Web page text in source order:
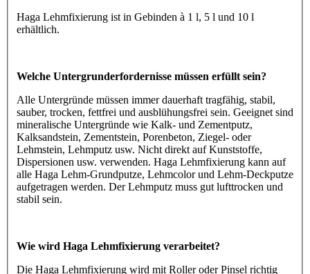
Haga Lehmfixierung ist in Gebinden à 1 l, 5 l und 10 l
erhältlich.
Welche Untergrunderfordernisse müssen erfüllt sein?
Alle Untergründe müssen immer dauerhaft tragfähig, stabil,
sauber, trocken, fettfrei und ausblühungsfrei sein. Geeignet sind
mineralische Untergründe wie Kalk- und Zementputz,
Kalksandstein, Zementstein, Porenbeton, Ziegel- oder
Lehmstein, Lehmputz usw. Nicht direkt auf Kunststoffe,
Dispersionen usw. verwenden. Haga Lehmfixierung kann auf
alle Haga Lehm-Grundputze, Lehmcolor und Lehm-Deckputze
aufgetragen werden. Der Lehmputz muss gut lufttrocken und
stabil sein.
Wie wird Haga Lehmfixierung verarbeitet?
Die Haga Lehmfixierung wird mit Roller oder Pinsel richtig